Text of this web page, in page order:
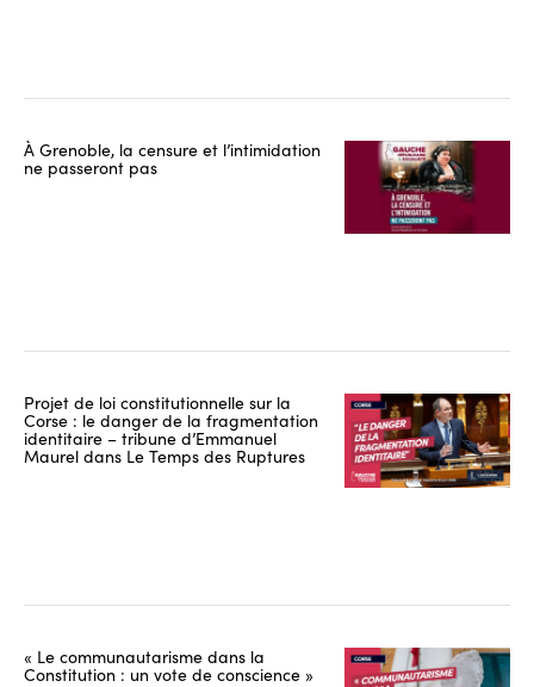
À Grenoble, la censure et l’intimidation
ne passeront pas
Projet de loi constitutionnelle sur la
Corse : le danger de la fragmentation
identitaire – tribune d’Emmanuel
Maurel dans Le Temps des Ruptures
« Le communautarisme dans la
Constitution : un vote de conscience »